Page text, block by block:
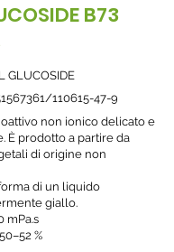
B73
GLUCOSIDE
/110615-47-9
non ionico delicato e
È prodotto a partire da
di origine non
di un liquido
giallo.
mPa.s
%